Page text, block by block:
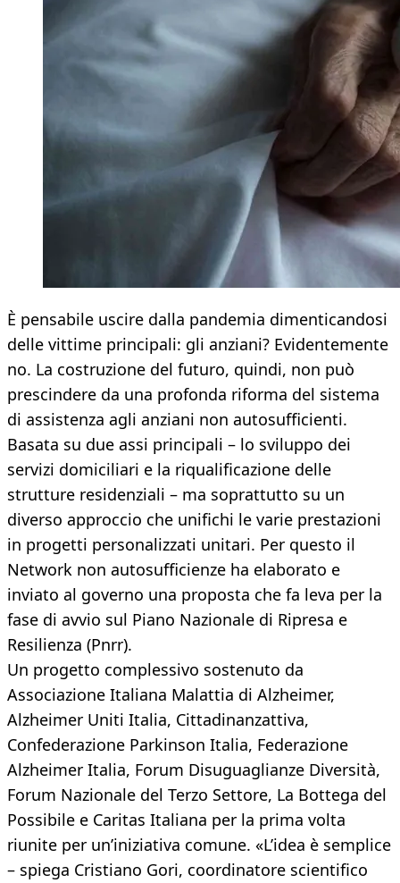
È pensabile uscire dalla pandemia dimenticandosi
delle vittime principali: gli anziani? Evidentemente
no. La costruzione del futuro, quindi, non può
prescindere da una profonda riforma del sistema
di assistenza agli anziani non autosufficienti.
Basata su due assi principali – lo sviluppo dei
servizi domiciliari e la riqualificazione delle
strutture residenziali – ma soprattutto su un
diverso approccio che unifichi le varie prestazioni
in progetti personalizzati unitari. Per questo il
Network non autosufficienze ha elaborato e
inviato al governo una proposta che fa leva per la
fase di avvio sul Piano Nazionale di Ripresa e
Resilienza (Pnrr).
Un progetto complessivo sostenuto da
Associazione Italiana Malattia di Alzheimer,
Alzheimer Uniti Italia, Cittadinanzattiva,
Confederazione Parkinson Italia, Federazione
Alzheimer Italia, Forum Disuguaglianze Diversità,
Forum Nazionale del Terzo Settore, La Bottega del
Possibile e Caritas Italiana per la prima volta
riunite per un’iniziativa comune. «L’idea è semplice
– spiega Cristiano Gori, coordinatore scientifico